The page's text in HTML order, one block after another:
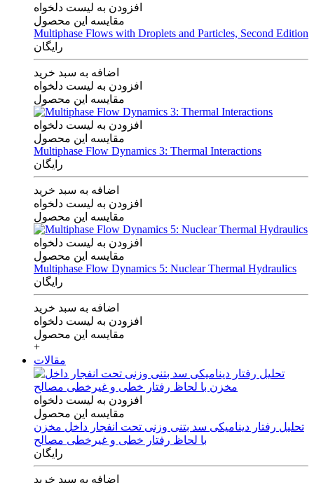
افزودن به لیست دلخواه
مقایسه این محصول
Multiphase Flows with Droplets and Particles, Second Edition
رایگان
اضافه به سبد خرید
افزودن به لیست دلخواه
مقایسه این محصول
افزودن به لیست دلخواه
مقایسه این محصول
Multiphase Flow Dynamics 3: Thermal Interactions
رایگان
اضافه به سبد خرید
افزودن به لیست دلخواه
مقایسه این محصول
افزودن به لیست دلخواه
مقایسه این محصول
Multiphase Flow Dynamics 5: Nuclear Thermal Hydraulics
رایگان
اضافه به سبد خرید
افزودن به لیست دلخواه
مقایسه این محصول
+
مقالات
افزودن به لیست دلخواه
مقایسه این محصول
تحلیل رفتار دینامیکی سد بتنی وزنی تحت انفجار داخل مخزن
با لحاظ رفتار خطی و غیرخطی مصالح
رایگان
اضافه به سبد خرید